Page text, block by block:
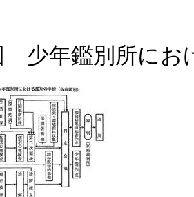
少年鑑別所にお